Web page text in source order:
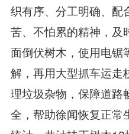
织有序、分工明确、配
苦、不怕累的精神，及
面倒伏树木，使用电锯
解，再用大型抓车运走
理垃圾杂物，保障道路
全，帮助徐闻恢复正常